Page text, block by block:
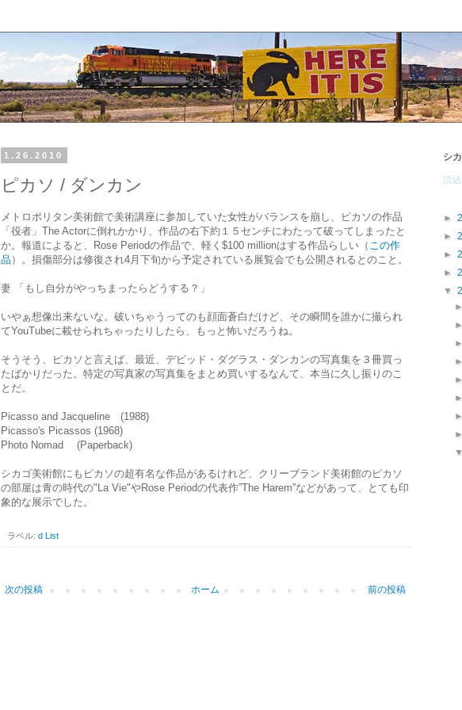
1.26.2010
ピカソ / ダンカン
メトロポリタン美術館で美術講座に参加していた女性がバランスを崩し、ピカソの作品
「役者」The Actorに倒れかかり、作品の右下約１５センチにわたって破ってしまったと
か。報道によると、Rose Periodの作品で、軽く$100 millionはする作品らしい（ この作
品 ）。損傷部分は修復され4月下旬から予定されている展覧会でも公開されるとのこと。
妻 「もし自分がやっちまったらどうする？」
いやぁ想像出来ないな。破いちゃうってのも顔面蒼白だけど、その瞬間を誰かに撮られ
てYouTubeに載せられちゃったりしたら、もっと怖いだろうね。
そうそう、ピカソと言えば、最近、デビッド・ダグラス・ダンカンの写真集を３冊買っ
たばかりだった。特定の写真家の写真集をまとめ買いするなんて、本当に久し振りのこ
とだ。
Picasso and Jacqueline (1988)
Picasso's Picassos (1968)
Photo Nomad (Paperback)
シカゴ美術館にもピカソの超有名な作品があるけれど、クリーブランド美術館のピカソ
の部屋は青の時代の"La Vie"やRose Periodの代表作”The Harem”などがあって、とても印
象的な展示でした。
ラベル: d List
次の投稿 前の投稿
ホーム
シ
読
►
►
►
►
▼